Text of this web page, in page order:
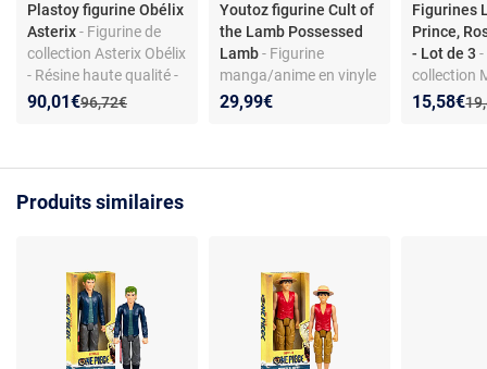
Plastoy figurine Obélix
Asterix- Figurine de
collection Asterix Obélix
- Résine haute qualité -
Peinte à la main -
Ancien prix :
96,72€
Nouveau prix :
90,01€
Réduction de :
Youtoz figurine Cult of
the Lamb Possessed
Lamb- Figurine
manga/anime en vinyle
- Modèle Possessed
29,99€
Figurines
Prince,
- Lot de 3
collection
Anime -
Nouveau
15,58€
Produits similaires